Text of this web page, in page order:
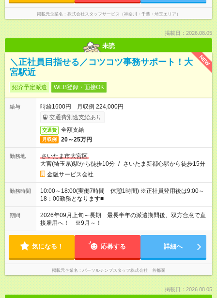
掲載元企業名 株式会社スタッフサービス（神奈川・千葉・埼玉エリア）
掲載日：2026.08.05
未読
NEW
＼正社員目指せる／コツコツ事務サポート！大
宮駅近
紹介予定派遣 WEB登録・面接OK
給与
時給1600円 月収例 224,000円
交通費別途支給あり
交通費 全額支給
月収例 20～25万円
勤務地
さいたま市大宮区
大宮(埼玉県)駅から徒歩10分 / さいたま新都心駅から徒歩15分
金融サービス会社
勤務時間
10:00～18:00(実働7時間 休憩1時間) ※正社員登用後は9:00～
18：00勤務となります■
期間
2026年09月上旬～長期 最長半年の派遣期間後、双方合意で直
接雇用へ！ ※9月～！
気になる！ 応募する 詳細へ
掲載元企業名 パーソルテンプスタッフ株式会社 首都圏
掲載日：2026.08.05